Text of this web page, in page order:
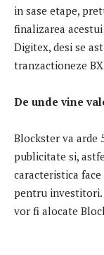
in sase etape,
finalizarea
Digitex, desi se
tranzactioneze
De unde vine
Blockster va arde
publicitate si,
caracteristica
pentru investitori.
vor fi alocate